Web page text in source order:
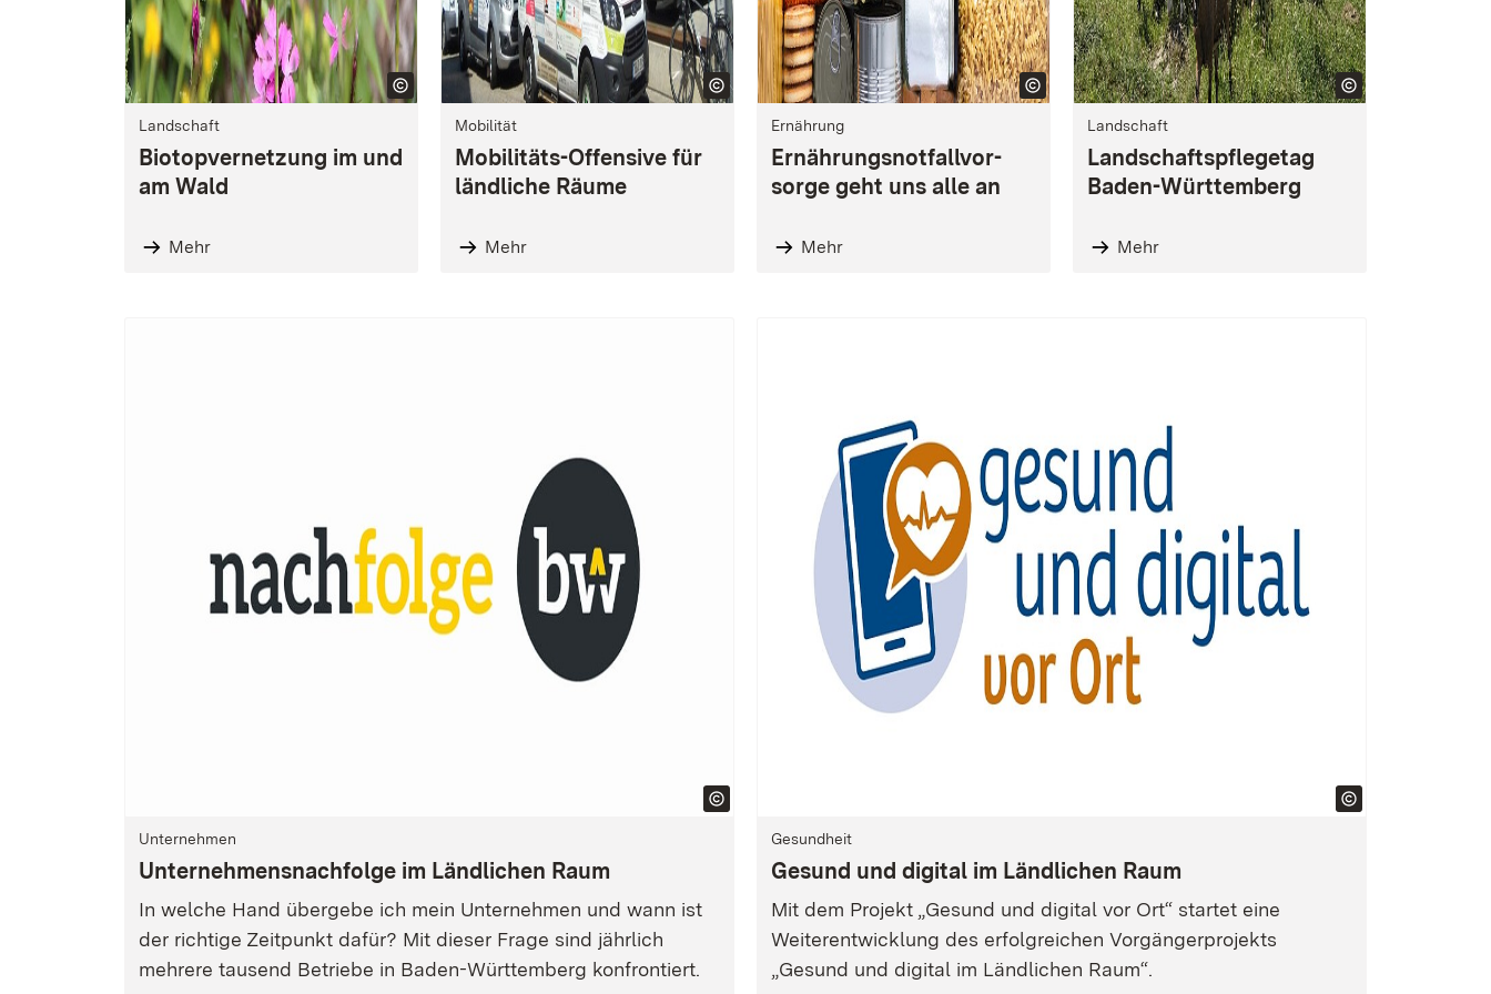
Landschaft
Biotopvernetzung im und
am Wald
Mehr
Mobilität
Mobilitäts-Offensive für
ländliche Räume
Mehr
Ernährung
Ernährungsnotfallvor-
sorge geht uns alle an
Mehr
Landschaft
Landschaftspflegetag
Baden-Württemberg
Mehr
Unternehmen
Unternehmensnachfolge im Ländlichen Raum
In welche Hand übergebe ich mein Unternehmen und wann ist
der richtige Zeitpunkt dafür? Mit dieser Frage sind jährlich
mehrere tausend Betriebe in Baden-Württemberg konfrontiert.
Gesundheit
Gesund und digital im Ländlichen Raum
Mit dem Projekt „Gesund und digital vor Ort“ startet eine
Weiterentwicklung des erfolgreichen Vorgängerprojekts
„Gesund und digital im Ländlichen Raum“.